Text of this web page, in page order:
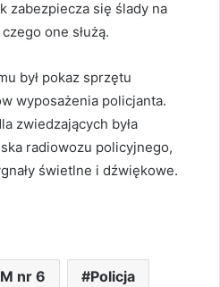
zabezpiecza się ślady na
one służą.
był pokaz sprzętu
wyposażenia policjanta.
zwiedzających była
radiowozu policyjnego,
świetlne i dźwiękowe.
nr 6 Policja